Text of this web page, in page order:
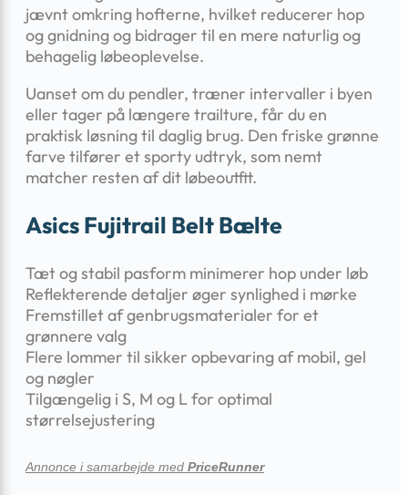
jævnt omkring hofterne, hvilket reducerer hop
og gnidning og bidrager til en mere naturlig og
behagelig løbeoplevelse.
Uanset om du pendler, træner intervaller i byen
eller tager på længere trailture, får du en
praktisk løsning til daglig brug. Den friske grønne
farve tilfører et sporty udtryk, som nemt
matcher resten af dit løbeoutfit.
Asics Fujitrail Belt Bælte
Tæt og stabil pasform minimerer hop under løb
Reflekterende detaljer øger synlighed i mørke
Fremstillet af genbrugsmaterialer for et
grønnere valg
Flere lommer til sikker opbevaring af mobil, gel
og nøgler
Tilgængelig i S, M og L for optimal
størrelsejustering
Annonce i samarbejde med PriceRunner